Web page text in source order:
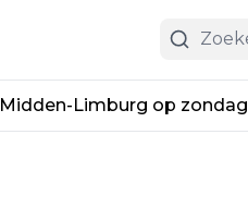
Midden-Limburg op zondag